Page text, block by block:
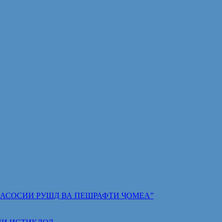
АСОСИИ РУШД ВА ПЕШРАФТИ ҶОМЕА”